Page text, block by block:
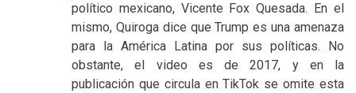
político mexicano, Vicente Fox Quesada. En el
mismo, Quiroga dice que Trump es una amenaza
para la América Latina por sus políticas. No
obstante, el video es de 2017, y en la
publicación que circula en TikTok se omite esta